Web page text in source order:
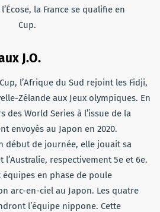
la France se qualifie en
Cup.
J.O.
l’Afrique du Sud rejoint les Fidji,
Zélande aux Jeux olympiques. En
des World Series à l’issue de la
envoyés au Japon en 2020.
début de journée, elle jouait sa
l’Australie, respectivement 5e et 6e.
équipes en phase de poule
arc-en-ciel au Japon. Les quatre
l’équipe nippone. Cette